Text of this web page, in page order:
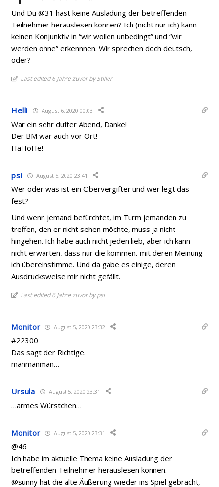
Und Du @31 hast keine Ausladung der betreffenden
Teilnehmer herauslesen können? Ich (nicht nur ich) kann
keinen Konjunktiv in “wir wollen unbedingt” und “wir
werden ohne” erkennnen. Wir sprechen doch deutsch,
oder?
Last edited 6 Jahre zuvor by Stiller
Helli August 6, 2020 00:03
War ein sehr dufter Abend, Danke!
Der BM war auch vor Ort!
HaHoHe!
psi August 5, 2020 23:41
Wer oder was ist ein Obervergifter und wer legt das
fest?
Und wenn jemand befürchtet, im Turm jemanden zu
treffen, den er nicht sehen möchte, muss ja nicht
hingehen. Ich habe auch nicht jeden lieb, aber ich kann
nicht erwarten, dass nur die kommen, mit deren Meinung
ich übereinstimme. Und da gäbe es einige, deren
Ausdrucksweise mir nicht gefällt.
Last edited 6 Jahre zuvor by psi
Monitor August 5, 2020 23:32
#22300
Das sagt der Richtige.
manmanman…
Ursula August 5, 2020 23:31
…armes Würstchen…
Monitor August 5, 2020 23:31
@46
Ich habe im aktuelle Thema keine Ausladung der
betreffenden Teilnehmer herauslesen können.
@sunny hat die alte Äußerung wieder ins Spiel gebracht,